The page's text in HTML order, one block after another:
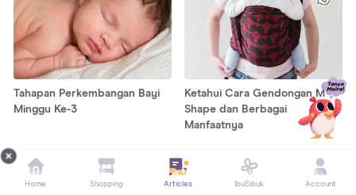
Tahapan Perkembangan Bayi
Minggu Ke-3
NEWBORN
Ketahui Cara Gendongan M
Shape dan Berbagai
Manfaatnya
Home Shopping Articles IbuSibuk Account